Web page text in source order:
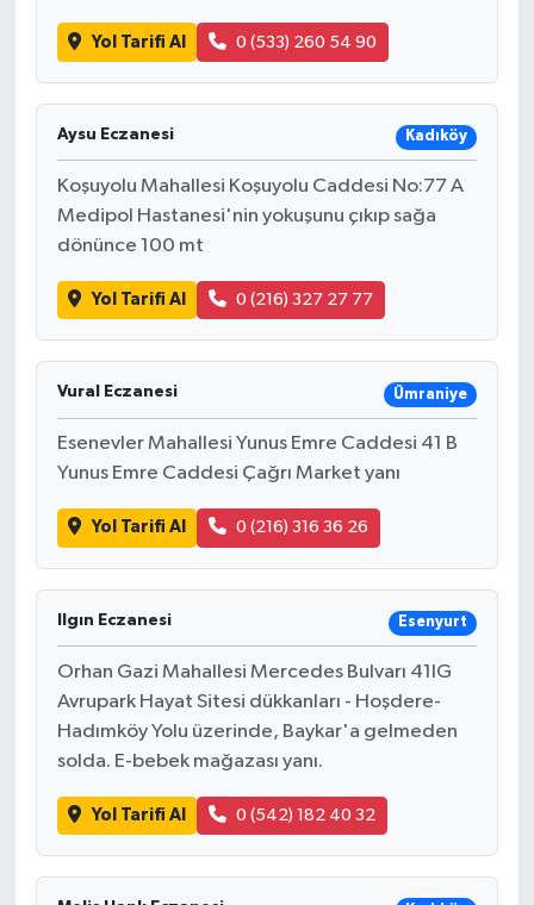
Yol Tarifi Al 0 (533) 260 54 90
Aysu Eczanesi Kadıköy
Koşuyolu Mahallesi Koşuyolu Caddesi No:77 A
Medipol Hastanesi'nin yokuşunu çıkıp sağa
dönünce 100 mt
Yol Tarifi Al 0 (216) 327 27 77
Vural Eczanesi Ümraniye
Esenevler Mahallesi Yunus Emre Caddesi 41 B
Yunus Emre Caddesi Çağrı Market yanı
Yol Tarifi Al 0 (216) 316 36 26
Ilgın Eczanesi Esenyurt
Orhan Gazi Mahallesi Mercedes Bulvarı 41IG
Avrupark Hayat Sitesi dükkanları - Hoşdere-
Hadımköy Yolu üzerinde, Baykar'a gelmeden
solda. E-bebek mağazası yanı.
Yol Tarifi Al 0 (542) 182 40 32